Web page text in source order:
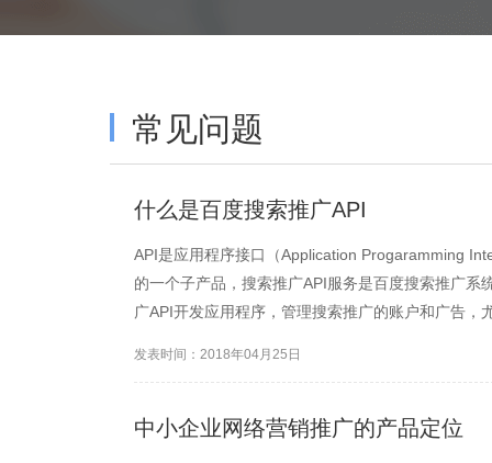
常见问题
什么是百度搜索推广API
API是应用程序接口（Application Progaramming
的一个子产品，搜索推广API服务是百度搜索推广
广API开发应用程序，管理搜索推广的账户和广告
发表时间：2018年04月25日
中小企业网络营销推广的产品定位